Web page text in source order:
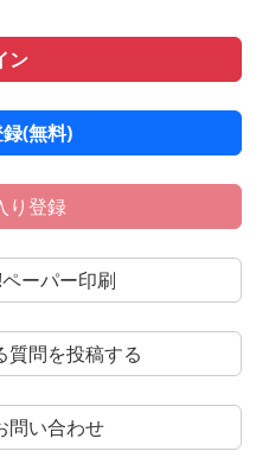
ン
(無料)
り登録
ーパー印刷
質問を投稿する
問い合わせ